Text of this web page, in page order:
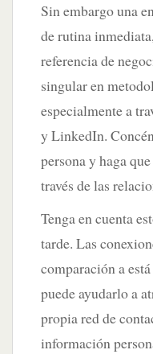
Sin embargo una
de rutina
referencia de
singular en
especialmente a
y LinkedIn.
persona y haga
través de las
Tenga en cuenta
tarde. Las
comparación a
puede ayudarlo a
propia red de
información